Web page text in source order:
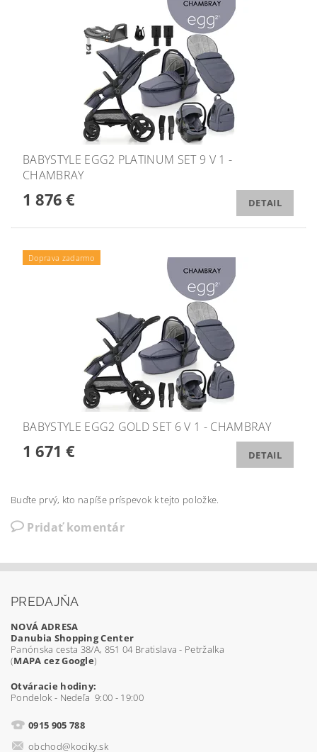
BABYSTYLE EGG2 PLATINUM SET 9 V 1 -
CHAMBRAY
1 876 € DETAIL
Doprava zadarmo
BABYSTYLE EGG2 GOLD SET 6 V 1 - CHAMBRAY
1 671 € DETAIL
Buďte prvý, kto napíše príspevok k tejto položke.
Pridať komentár
PREDAJŇA
NOVÁ ADRESA
Danubia Shopping Center
Panónska cesta 38/A, 851 04 Bratislava - Petržalka
(MAPA cez Google)
Otváracie hodiny:
Pondelok - Nedeľa 9:00 - 19:00
0915 905 788
obchod@kociky.sk